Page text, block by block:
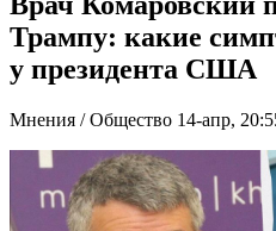
Трампу: какие
у президента США
Мнения / Общество 14-апр,